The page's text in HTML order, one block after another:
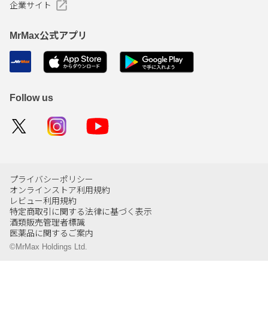
企業サイト
MrMax公式アプリ
Follow us
プライバシーポリシー
オンラインストア利用規約
レビュー利用規約
特定商取引に関する法律に基づく表示
酒類販売管理者標識
医薬品に関するご案内
©MrMax Holdings Ltd.